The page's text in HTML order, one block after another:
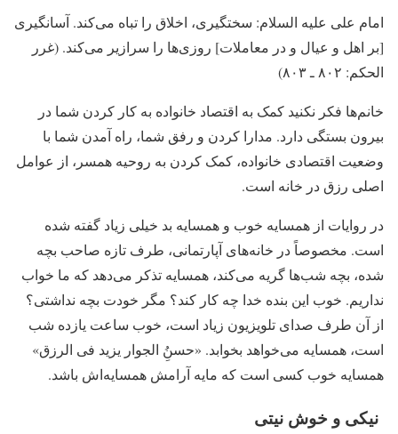
امام على علیه السلام: سختگیرى، اخلاق را تباه مى‌کند. آسانگیرى
[بر اهل و عیال و در معاملات] روزى‌ها را سرازیر مى‌کند. (غرر
الحکم: ۸۰۲ ـ ۸۰۳)
خانم‌ها فکر نکنید کمک به اقتصاد خانواده به کار کردن شما در
بیرون بستگی دارد. مدارا کردن و رفق شما، راه آمدن شما با
وضعیت اقتصادی خانواده، کمک کردن به روحیه همسر، از عوامل
اصلی رزق در خانه است.
در روایات از همسایه خوب و همسایه بد خیلی زیاد گفته شده
است. مخصوصاً در خانه‌های آپارتمانی، طرف تازه صاحب بچه
شده، بچه شب‌ها گریه می‌کند، همسایه تذکر می‌دهد که ما خواب
نداریم. خوب این بنده خدا چه کار کند؟ مگر خودت بچه نداشتی؟
از آن طرف صدای تلویزیون زیاد است، خوب ساعت یازده شب
است، همسایه می‌خواهد بخوابد. «حسنُِ الجوار یزید فی الرزق»
همسایه خوب کسی است که مایه آرامش همسایه‌اش باشد.
نیکی و خوش نیتی